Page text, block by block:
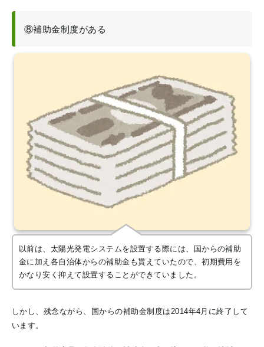
⑧補助金制度がある
以前は、太陽光発電システムを設置する際には、国からの補助
金に加え各自治体からの補助金も貰えていたので、初期費用を
かなり安く抑えて設置することができていました。
しかし、残念ながら、国からの補助金制度は2014年4月に終了して
います。